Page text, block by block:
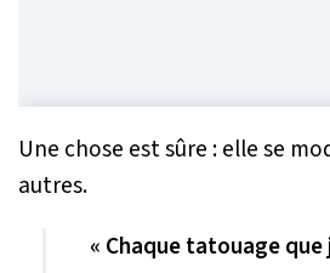
Une chose est sûre : elle se
autres.
« Chaque tatouage